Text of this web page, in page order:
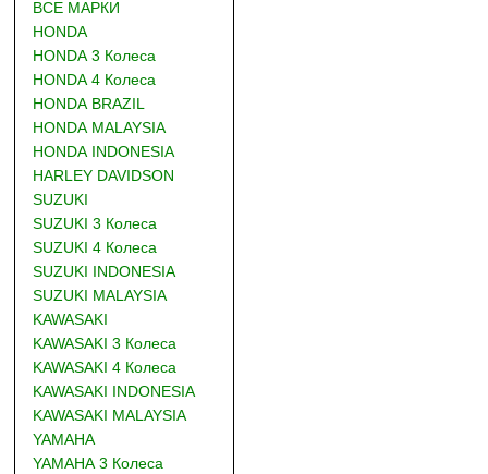
ВСЕ МАРКИ
HONDA
HONDA 3 Колеса
HONDA 4 Колеса
HONDA BRAZIL
HONDA MALAYSIA
HONDA INDONESIA
HARLEY DAVIDSON
SUZUKI
SUZUKI 3 Колеса
SUZUKI 4 Колеса
SUZUKI INDONESIA
SUZUKI MALAYSIA
KAWASAKI
KAWASAKI 3 Колеса
KAWASAKI 4 Колеса
KAWASAKI INDONESIA
KAWASAKI MALAYSIA
YAMAHA
YAMAHA 3 Колеса